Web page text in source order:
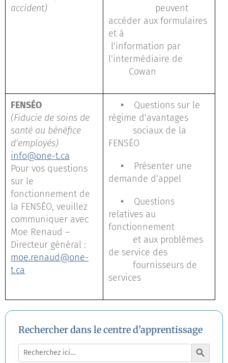
accident)
peuvent
accéder aux formulaires
et à
l’information par
l’intermédiaire de
Cowan
FENSÉO
(Fiducie de soins de
santé au bénéfice
d’employés)
info@one-t.ca
Pour vos questions
sur le
fonctionnement de
la FENSÉO, veuillez
communiquer avec
Moe Renaud –
Directeur général :
moe.renaud@one-
t.ca
• Questions sur le
régime d’avantages
sociaux de la
FENSÉO
• Présenter une
demande d’appel
• Questions
relatives au
fonctionnement
et aux problèmes
de service des
fournisseurs de
services
Rechercher dans le centre d’apprentissage
Search
for:
Search Button